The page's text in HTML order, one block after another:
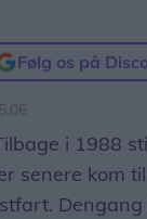
og en
Følg os på
i 1988
senere kom